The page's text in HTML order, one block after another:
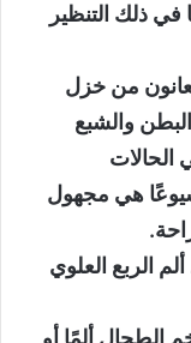
ذلك التنظير
من خزل
البطن والشبع
الحالات
شيوعًا هي مجهول
الربع العلوي
ألمًا أو